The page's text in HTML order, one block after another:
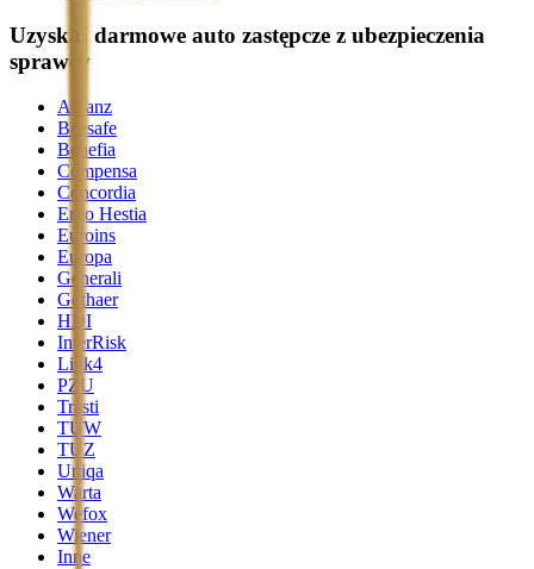
Uzyskaj darmowe auto zastępcze z ubezpieczenia
sprawcy
Allianz
Beesafe
Benefia
Compensa
Concordia
Ergo Hestia
Euroins
Europa
Generali
Gothaer
HDI
InterRisk
Link4
PZU
Trasti
TUW
TUZ
Uniqa
Warta
Wefox
Wiener
Inne